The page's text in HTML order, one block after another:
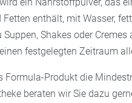
Fetten enthält, mit Wasser,
Shakes oder
festgelegten Zeitraum
Formula-Produkt die
beraten wir Sie dazu